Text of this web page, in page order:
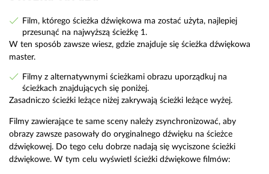
Film, którego ścieżka dźwiękowa ma zostać użyta, najlepiej
przesunąć na najwyższą ścieżkę 1.
W ten sposób zawsze wiesz, gdzie znajduje się ścieżka dźwiękowa
master.
Filmy z alternatywnymi ścieżkami obrazu uporządkuj na
ścieżkach znajdujących się poniżej.
Zasadniczo ścieżki leżące niżej zakrywają ścieżki leżące wyżej.
Filmy zawierające te same sceny należy zsynchronizować, aby
obrazy zawsze pasowały do oryginalnego dźwięku na ścieżce
dźwiękowej. Do tego celu dobrze nadają się wyciszone ścieżki
dźwiękowe. W tym celu wyświetl ścieżki dźwiękowe filmów: